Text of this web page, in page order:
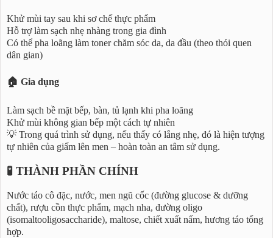
Khử mùi tay sau khi sơ chế thực phẩm
Hỗ trợ làm sạch nhẹ nhàng trong gia đình
Có thể pha loãng làm toner chăm sóc da, da đầu (theo thói quen
dân gian)
🏠 Gia dụng
Làm sạch bề mặt bếp, bàn, tủ lạnh khi pha loãng
Khử mùi không gian bếp một cách tự nhiên
💡 Trong quá trình sử dụng, nếu thấy có lắng nhẹ, đó là hiện tượng
tự nhiên của giấm lên men – hoàn toàn an tâm sử dụng.
🧪 THÀNH PHẦN CHÍNH
Nước táo cô đặc, nước, men ngũ cốc (đường glucose & dưỡng
chất), rượu cồn thực phẩm, mạch nha, đường oligo
(isomaltooligosaccharide), maltose, chiết xuất nấm, hương táo tổng
hợp.